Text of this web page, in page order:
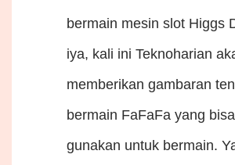
bermain mesin slot Higgs
iya, kali ini Teknoharian
memberikan gambaran
bermain FaFaFa yang
gunakan untuk bermain.